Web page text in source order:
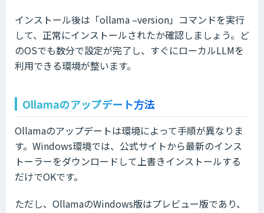
インストール後は「ollama –version」コマンドを実行
して、正常にインストールされたか確認しましょう。ど
のOSでも数分で設定が完了し、すぐにローカルLLMを
利用できる環境が整います。
Ollamaのアップデート方法
Ollamaのアップデートは環境によって手順が異なりま
す。Windows環境では、公式サイトから最新のインス
トーラーをダウンロードして上書きインストールする
だけでOKです。
ただし、OllamaのWindows版はプレビュー版であり、